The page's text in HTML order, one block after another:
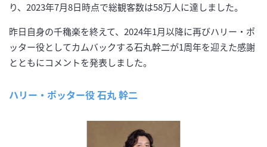
り、2023年7月8日時点で総観客数は58万人に達しました。
昨日自身の千穐楽を終えて、2024年1月以降に再びハリー・ポ
ッター役としてカムバックする石丸幹二が1周年を迎えた感謝
とともにコメントを発表しました。
ハリー・ポッター役 石丸 幹二